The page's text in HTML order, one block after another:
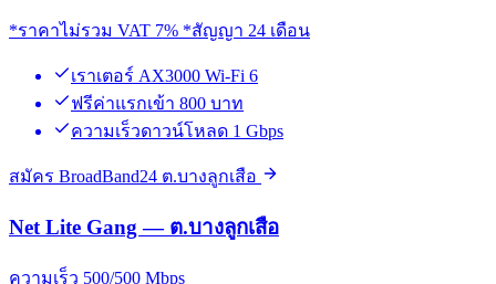
*ราคาไม่รวม VAT 7% *สัญญา 24 เดือน
เราเตอร์ AX3000 Wi-Fi 6
ฟรีค่าแรกเข้า 800 บาท
ความเร็วดาวน์โหลด 1 Gbps
สมัคร BroadBand24 ต.บางลูกเสือ
Net Lite Gang — ต.บางลูกเสือ
ความเร็ว 500/500 Mbps